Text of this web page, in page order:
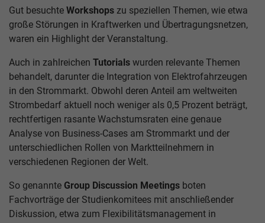
Gut besuchte Workshops zu speziellen Themen, wie etwa
große Störungen in Kraftwerken und Übertragungsnetzen,
waren ein Highlight der Veranstaltung.
Auch in zahlreichen Tutorials wurden relevante Themen
behandelt, darunter die Integration von Elektrofahrzeugen
in den Strommarkt. Obwohl deren Anteil am weltweiten
Strombedarf aktuell noch weniger als 0,5 Prozent beträgt,
rechtfertigen rasante Wachstumsraten eine genaue
Analyse von Business-Cases am Strommarkt und der
unterschiedlichen Rollen von Marktteilnehmern in
verschiedenen Regionen der Welt.
So genannte Group Discussion Meetings boten
Fachvorträge der Studienkomitees mit anschließender
Diskussion, etwa zum Flexibilitätsmanagement in